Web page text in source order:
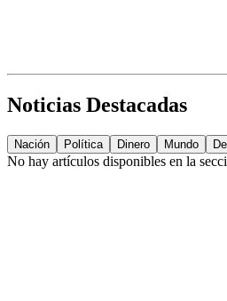
Noticias Destacadas
Nación Política Dinero Mundo
No hay artículos disponibles en la